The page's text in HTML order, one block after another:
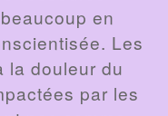
en
Les
la douleur du
par les